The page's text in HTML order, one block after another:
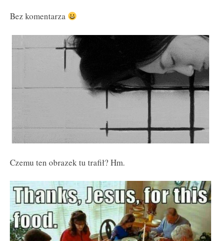
Bez komentarza
Czemu ten obrazek tu trafił? Hm.